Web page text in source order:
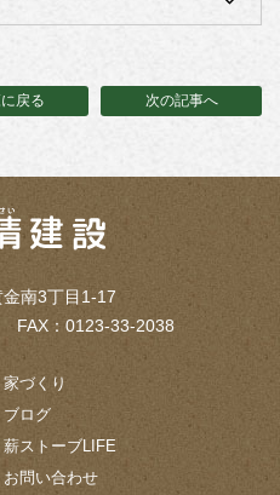
戻る 次の記事へ
金南3丁目1-17
FAX：0123-33-2038
家づくり
ブログ
薪ストーブLIFE
お問い合わせ